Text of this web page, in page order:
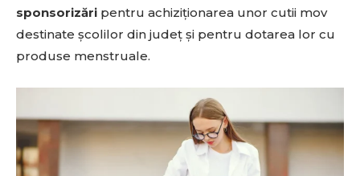
sponsorizări pentru achiziționarea unor cutii mov
destinate școlilor din județ și pentru dotarea lor cu
produse menstruale.